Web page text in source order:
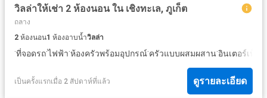
วิลล่าให้เช่า 2 ห้องนอน ใน เชิงทะเล, ภูเก็ต
ถลาง
2 ห้องนอน1 ห้องอาบน้ำวิลล่า
·ที่จอดรถ·ไฟฟ้า·ห้องครัวพร้อมอุปกรณ์·ครัวแบบผสมผสาน·อินเตอร์เน็ต
เป็นครั้งแรกเมื่อ 2 สัปดาห์ที่แล้ว ดูรายละเอียด